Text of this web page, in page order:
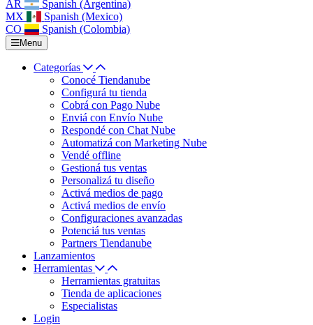
AR
Spanish (Argentina)
MX
Spanish (Mexico)
CO
Spanish (Colombia)
Menu
Categorías
Conocé Tiendanube
Configurá tu tienda
Cobrá con Pago Nube
Enviá con Envío Nube
Respondé con Chat Nube
Automatizá con Marketing Nube
Vendé offline
Gestioná tus ventas
Personalizá tu diseño
Activá medios de pago
Activá medios de envío
Configuraciones avanzadas
Potenciá tus ventas
Partners Tiendanube
Lanzamientos
Herramientas
Herramientas gratuitas
Tienda de aplicaciones
Especialistas
Login